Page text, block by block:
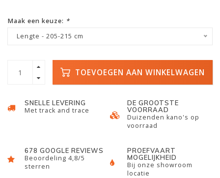
Maak een keuze: *
Lengte - 205-215 cm
TOEVOEGEN AAN WINKELWAGEN
SNELLE LEVERING
Met track and trace
DE GROOTSTE
VOORRAAD
Duizenden kano's op
voorraad
678 GOOGLE REVIEWS
Beoordeling 4,8/5
sterren
PROEFVAART
MOGELIJKHEID
Bij onze showroom
locatie